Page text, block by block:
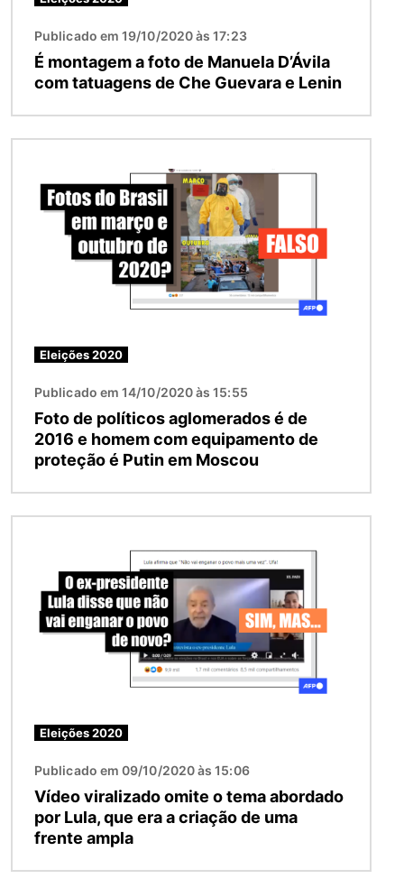
Publicado em 19/10/2020 às 17:23
É montagem a foto de Manuela D’Ávila
com tatuagens de Che Guevara e Lenin
Eleições 2020
Publicado em 14/10/2020 às 15:55
Foto de políticos aglomerados é de
2016 e homem com equipamento de
proteção é Putin em Moscou
Eleições 2020
Publicado em 09/10/2020 às 15:06
Vídeo viralizado omite o tema abordado
por Lula, que era a criação de uma
frente ampla